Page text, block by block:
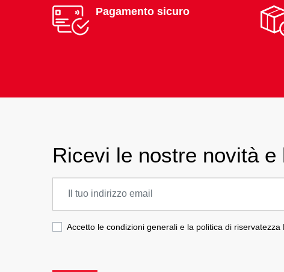
Pagamento sicuro
Ricevi le nostre novità e
Accetto le condizioni generali e la politica di riservatezza